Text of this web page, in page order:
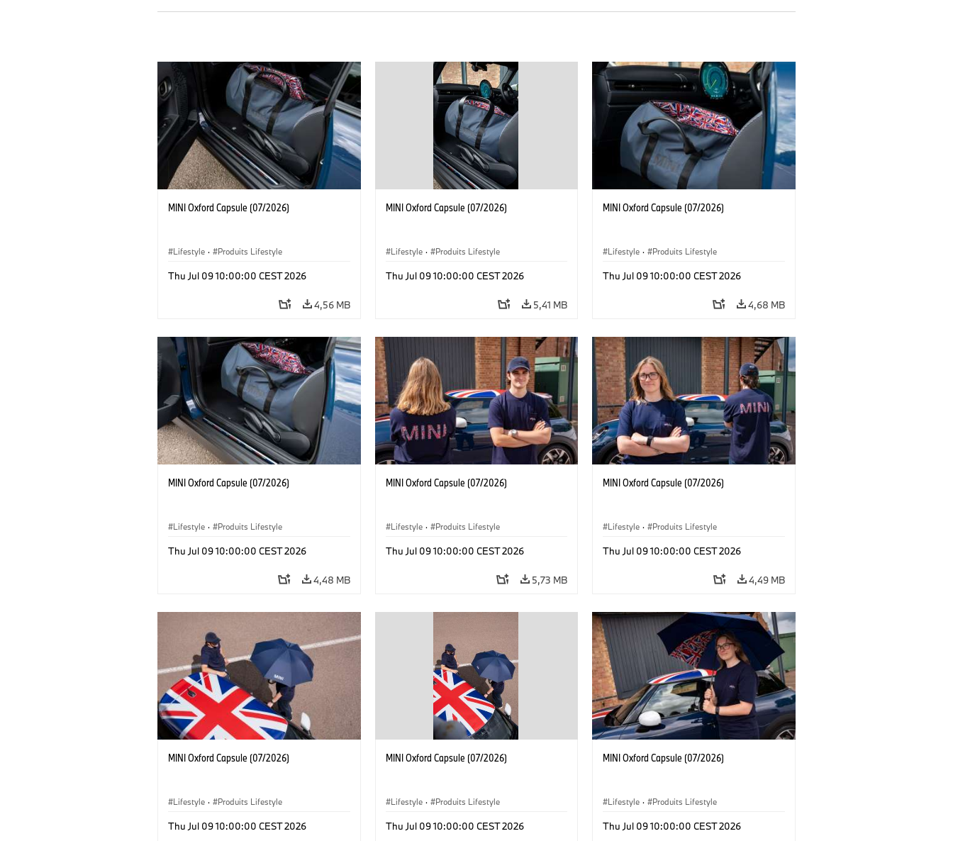
MINI Oxford Capsule (07/2026)
Lifestyle · Produits Lifestyle
Thu Jul 09 10:00:00 CEST 2026
4,56 MB
MINI Oxford Capsule (07/2026)
Lifestyle · Produits Lifestyle
Thu Jul 09 10:00:00 CEST 2026
5,41 MB
MINI Oxford Capsule (07/2026)
Lifestyle · Produits Lifestyle
Thu Jul 09 10:00:00 CEST 2026
4,68 MB
MINI Oxford Capsule (07/2026)
Lifestyle · Produits Lifestyle
Thu Jul 09 10:00:00 CEST 2026
4,48 MB
MINI Oxford Capsule (07/2026)
Lifestyle · Produits Lifestyle
Thu Jul 09 10:00:00 CEST 2026
5,73 MB
MINI Oxford Capsule (07/2026)
Lifestyle · Produits Lifestyle
Thu Jul 09 10:00:00 CEST 2026
4,49 MB
MINI Oxford Capsule (07/2026)
Lifestyle · Produits Lifestyle
Thu Jul 09 10:00:00 CEST 2026
MINI Oxford Capsule (07/2026)
Lifestyle · Produits Lifestyle
Thu Jul 09 10:00:00 CEST 2026
MINI Oxford Capsule (07/2026)
Lifestyle · Produits Lifestyle
Thu Jul 09 10:00:00 CEST 2026